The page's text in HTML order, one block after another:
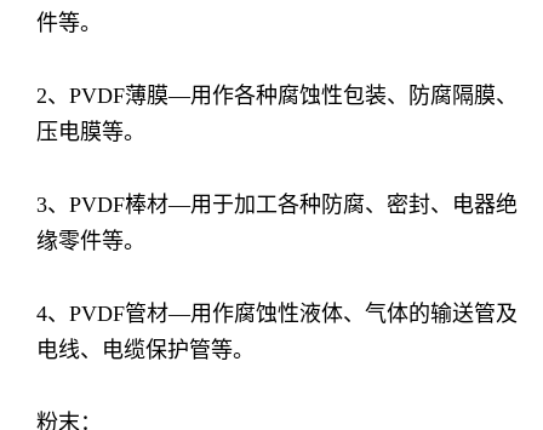
件等。
2、PVDF薄膜—用作各种腐蚀性包装、防腐隔膜、
压电膜等。
3、PVDF棒材—用于加工各种防腐、密封、电器绝
缘零件等。
4、PVDF管材—用作腐蚀性液体、气体的输送管及
电线、电缆保护管等。
粉末：